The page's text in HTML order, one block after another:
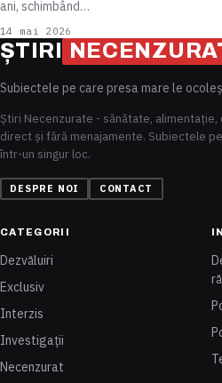
ani, schimbând…
14 mai 2026
ȘTIRI
Subiectele pe care presa mare le
Știri Necenzurate - sănătate,
direct și fără menajamente. Subiectele
într-un singur loc.
DESPRE NOI CONTACT
CATEGORII
Dezvăluiri
Exclusiv
Interzis
Investigații
Necenzurat